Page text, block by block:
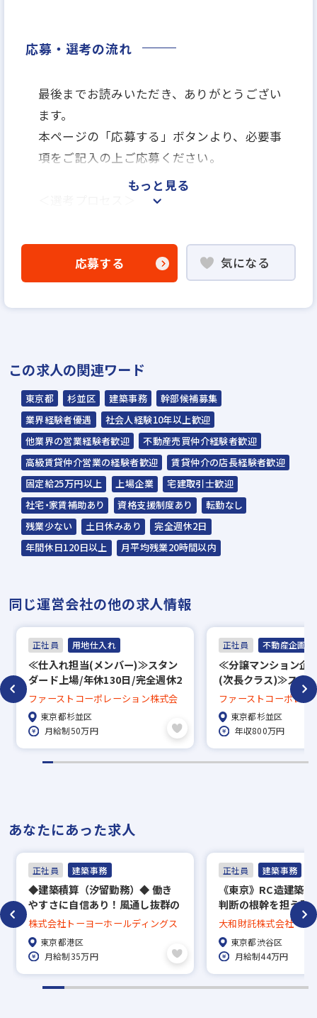
応募・選考の流れ
最後までお読みいただき、ありがとうござい
ます。
本ページの「応募する」ボタンより、必要事
項をご記入の上ご応募ください。
▼
WEB書類選考
▼
説明選考会（電話面談）
式会社が行います＊
スラッシュ株式会社からのご連絡をお待ち
ください。
ご連絡までに7日程度いただく場合があり
ます。予めご了承ください。
担当：スラッシュ株式会社
本社：東京都港区赤坂2-15-16 赤坂ふく
源ビル7F
▼
▼
内定
※入社時期は相談に応じます。
※現在、在職中の方も積極的にご応募くださ
い。応募の秘密は厳守いたします。
もっと見る
応募する 気になる
この求人の関連ワード
東京都 杉並区 建築事務
幹部候補募集
業界経験者優遇
社会人経験10年以上歓迎
他業界の営業経験者歓迎
不動産売買仲介経験者歓迎
高級賃貸仲介営業の経験者歓迎
賃貸仲介の店長経験者歓迎
固定給25万円以上
上場企業
宅建取引士歓迎
社宅・家賃補助あり
資格支援制度あり
転勤なし
残業少ない
土日休みあり
完全週休2日
年間休日120日以上
月平均残業20時間以内
同じ運営会社の他の求人情報
正社員 用地仕入れ
≪仕入れ担当(メンバー)≫スタン
ダード上場/年休130日/完全週休2
日制/転勤無し
ファーストコーポレーション株式会
社 東京都杉並区
月給制50万円
正社員 不動産企画開
≪分譲マンション企
(次長クラス)≫スタ
場/年休130日/完全
勤無し
ファーストコーポレー
社 東京都杉並区
年収800万円
あなたにあった求人
正社員 建築事務
◆建築積算（汐留勤務）◆ 働き
やすさに自信あり！風通し抜群の
ホワイトな環境です◎
株式会社トーヨーホールディングス
東京都港区
月給制35万円
正社員 建築事務
《東京》RC造建築
判断の根幹を担う重
ン！／売上1,000億
長企業～
大和財託株式会社
東京都渋谷区
月給制44万円